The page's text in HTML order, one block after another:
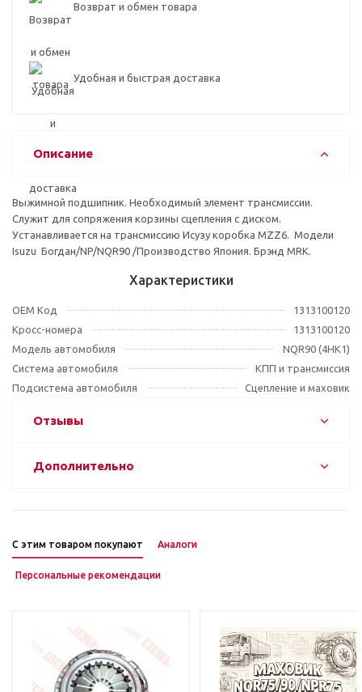
Возврат и обмен товара
Удобная и быстрая доставка
Описание
Выжимной подшипник. Необходимый элемент трансмиссии.
Служит для сопряжения корзины сцепления с диском.
Устанавливается на трансмиссию Исузу коробка MZZ6. Модели
Isuzu Богдан/NP/NQR90 /Производство Япония. Брэнд MRK.
Характеристики
OEM Код
1313100120
Кросс-номера
1313100120
Модель автомобиля
NQR90 (4HK1)
Система автомобиля
КПП и трансмиссия
Подсистема автомобиля
Сцепление и маховик
Отзывы
Дополнительно
С этим товаром покупают Аналоги
Персональные рекомендации